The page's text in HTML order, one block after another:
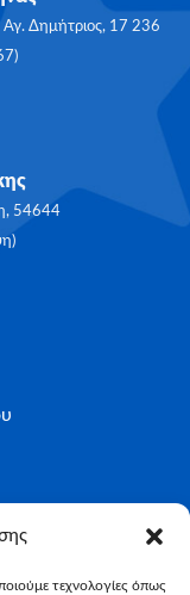
τεχνολογίες όπως
17 236
54644